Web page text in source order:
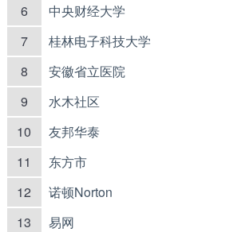
6 中央财经大学
7 桂林电子科技大学
8 安徽省立医院
9 水木社区
10 友邦华泰
11 东方市
12 诺顿Norton
13 易网